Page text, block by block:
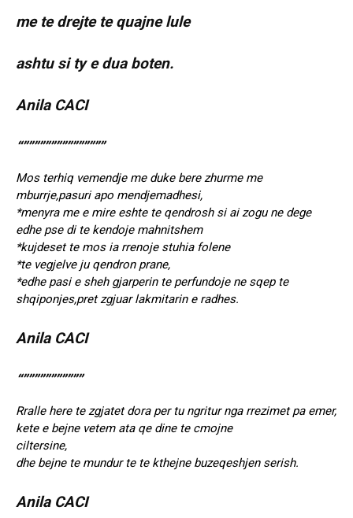
me te drejte te quajne lule
ashtu si ty e dua boten.
Anila CACI
“”””””””””””””””
Mos terhiq vemendje me duke bere zhurme me
mburrje,pasuri apo mendjemadhesi,
*menyra me e mire eshte te qendrosh si ai zogu ne dege
edhe pse di te kendoje mahnitshem
*kujdeset te mos ia rrenoje stuhia folene
*te vegjelve ju qendron prane,
*edhe pasi e sheh gjarperin te perfundoje ne sqep te
shqiponjes,pret zgjuar lakmitarin e radhes.
Anila CACI
“”””””””””””
Rralle here te zgjatet dora per tu ngritur nga rrezimet pa emer,
kete e bejne vetem ata qe dine te cmojne
ciltersine,
dhe bejne te mundur te te kthejne buzeqeshjen serish.
Anila CACI